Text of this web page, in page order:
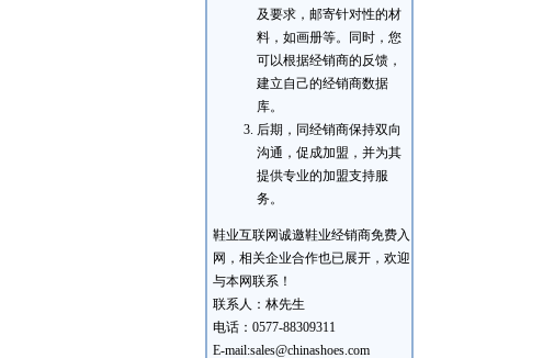
及要求，邮寄针对性的材
料，如画册等。同时，您
可以根据经销商的反馈，
建立自己的经销商数据
库。
后期，同经销商保持双向
沟通，促成加盟，并为其
提供专业的加盟支持服
务。
鞋业互联网诚邀鞋业经销商免费入
网，相关企业合作也已展开，欢迎
与本网联系！
联系人：林先生
电话：0577-88309311
E-mail:sales@chinashoes.com